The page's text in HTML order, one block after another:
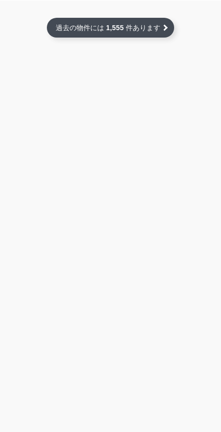
過去の物件には 1,555 件あります